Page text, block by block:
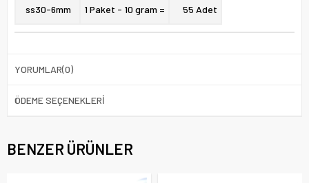
ss30-6mm 1 Paket - 10 gram = 55 Adet
YORUMLAR(0)
ÖDEME SEÇENEKLERI
BENZER ÜRÜNLER